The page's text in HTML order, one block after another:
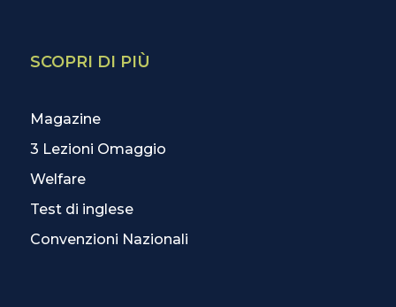
SCOPRI DI PIÙ
Magazine
3 Lezioni Omaggio
Welfare
Test di inglese
Convenzioni Nazionali